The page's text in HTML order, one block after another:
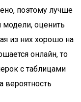
поэтому лучше
оценить
из них хорошо на
онлайн, то
с таблицами
вероятность